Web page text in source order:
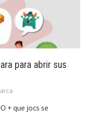
para abrir sus
+ que jocs se